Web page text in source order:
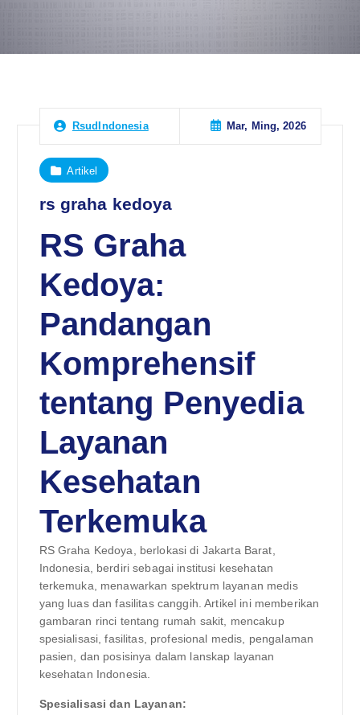
RsudIndonesia Mar, Ming, 2026
Artikel
rs graha kedoya
RS Graha
Kedoya:
Pandangan
Komprehensif
tentang Penyedia
Layanan
Kesehatan
Terkemuka
RS Graha Kedoya, berlokasi di Jakarta Barat,
Indonesia, berdiri sebagai institusi kesehatan
terkemuka, menawarkan spektrum layanan medis
yang luas dan fasilitas canggih. Artikel ini memberikan
gambaran rinci tentang rumah sakit, mencakup
spesialisasi, fasilitas, profesional medis, pengalaman
pasien, dan posisinya dalam lanskap layanan
kesehatan Indonesia.
Spesialisasi dan Layanan: